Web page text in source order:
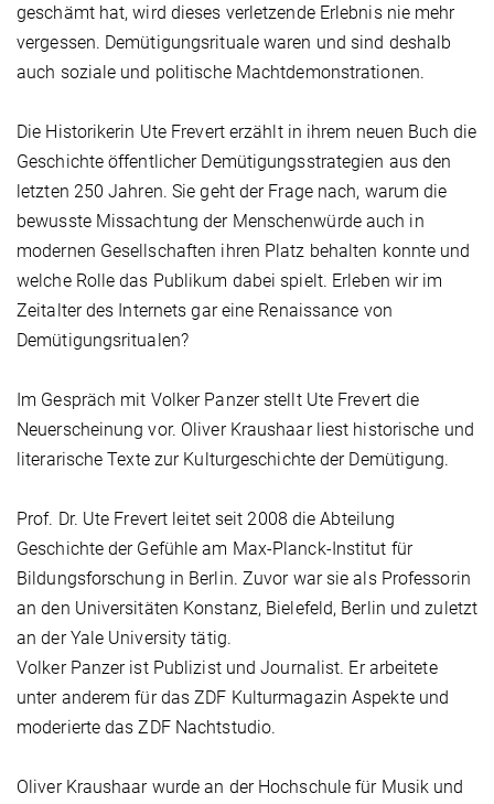
geschämt hat, wird dieses verletzende Erlebnis nie mehr
vergessen. Demütigungsrituale waren und sind deshalb
auch soziale und politische Machtdemonstrationen.
Die Historikerin Ute Frevert erzählt in ihrem neuen Buch die
Geschichte öffentlicher Demütigungsstrategien aus den
letzten 250 Jahren. Sie geht der Frage nach, warum die
bewusste Missachtung der Menschenwürde auch in
modernen Gesellschaften ihren Platz behalten konnte und
welche Rolle das Publikum dabei spielt. Erleben wir im
Zeitalter des Internets gar eine Renaissance von
Demütigungsritualen?
Im Gespräch mit Volker Panzer stellt Ute Frevert die
Neuerscheinung vor. Oliver Kraushaar liest historische und
literarische Texte zur Kulturgeschichte der Demütigung.
Prof. Dr. Ute Frevert leitet seit 2008 die Abteilung
Geschichte der Gefühle am Max-Planck-Institut für
Bildungsforschung in Berlin. Zuvor war sie als Professorin
an den Universitäten Konstanz, Bielefeld, Berlin und zuletzt
an der Yale University tätig.
Volker Panzer ist Publizist und Journalist. Er arbeitete
unter anderem für das ZDF Kulturmagazin Aspekte und
moderierte das ZDF Nachtstudio.
Oliver Kraushaar wurde an der Hochschule für Musik und